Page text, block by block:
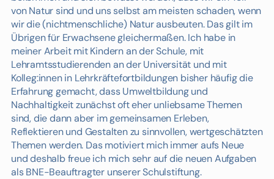
von Natur sind und uns selbst am meisten schaden, wenn
wir die (nichtmenschliche) Natur ausbeuten. Das gilt im
Übrigen für Erwachsene gleichermaßen. Ich habe in
meiner Arbeit mit Kindern an der Schule, mit
Lehramtsstudierenden an der Universität und mit
Kolleg:innen in Lehrkräftefortbildungen bisher häufig die
Erfahrung gemacht, dass Umweltbildung und
Nachhaltigkeit zunächst oft eher unliebsame Themen
sind, die dann aber im gemeinsamen Erleben,
Reflektieren und Gestalten zu sinnvollen, wertgeschätzten
Themen werden. Das motiviert mich immer aufs Neue
und deshalb freue ich mich sehr auf die neuen Aufgaben
als BNE-Beauftragter unserer Schulstiftung.